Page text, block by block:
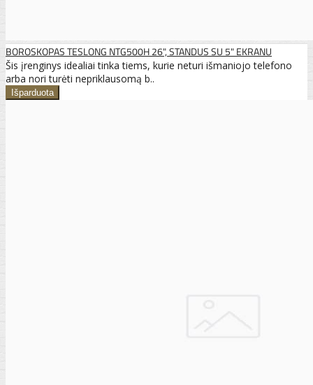
BOROSKOPAS TESLONG NTG500H 26", STANDUS SU 5" EKRANU
Šis įrenginys idealiai tinka tiems, kurie neturi išmaniojo telefono
arba nori turėti nepriklausomą b..